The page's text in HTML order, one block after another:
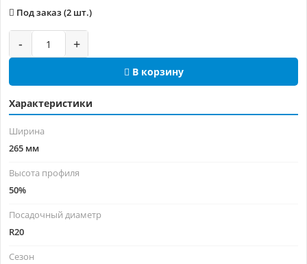
Под заказ (2 шт.)
- +
В корзину
Характеристики
Ширина
265 мм
Высота профиля
50%
Посадочный диаметр
R20
Сезон